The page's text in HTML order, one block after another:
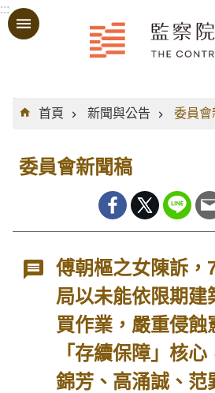
跳到主要內容區塊
:::
:::
首頁
新聞與公告 委員會
委員會新聞稿
傅朝樞之女陳訴，
局以未能依限期建
買作業，嚴重侵蝕
「存續保障」核
錦芳、高涌誠、范